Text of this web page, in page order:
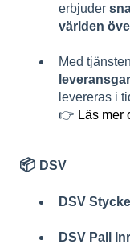
erbjuder
världen
Med tjänsten
levereras i
👉 Läs mer
📦 DSV
DSV
DSV Pall